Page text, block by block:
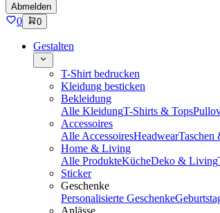
Abmelden
0 0
Gestalten
T-Shirt bedrucken
Kleidung besticken
Bekleidung
Alle KleidungT-Shirts & Tops
Accessoires
Alle AccessoiresHeadwearTaschen
Home & Living
Alle ProdukteKücheDeko & Living
Sticker
Geschenke
Personalisierte Geschenke